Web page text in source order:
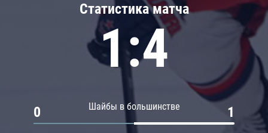
Статистика матча
1:4
Шайбы в большинстве
0 1